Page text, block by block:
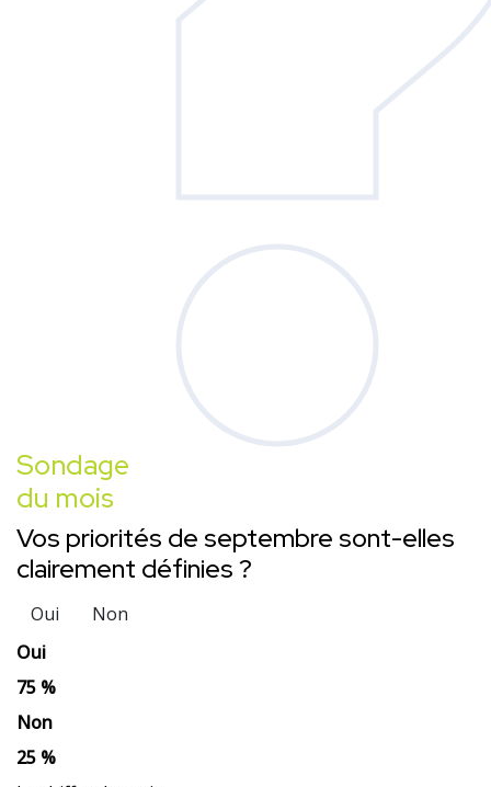
Sondage
du mois
Vos priorités de septembre sont-elles
clairement définies ?
Oui
Non
Oui
75 %
Non
25 %